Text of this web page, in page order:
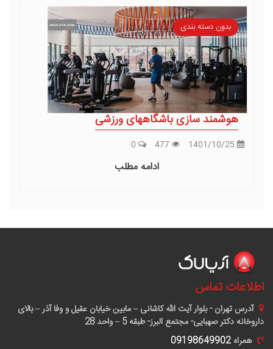
بدون دسته بندی
هوشمند سازی باشگاههای ورزشی
ادامه مطلب
اطلاعات تماس
آدرستهران - بلوار آیت الله کاشانی – مابین خیابان عقیل و وفا آذر – بالای
داروخانه دکتر صهبایی- مجتمع البرز- طبقه 5 – واحد 28
همراه 09198649902